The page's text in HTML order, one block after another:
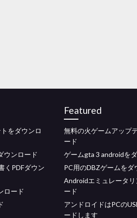
をダウンロ
ウンロード
くPDFダウン
ロード
Featured
無料の火ゲームアップ
ード
ゲームgta 3 androidを
PC用のDBZゲームをダ
Androidエミュレータ
ード
アンドロイドはPCの
ードします